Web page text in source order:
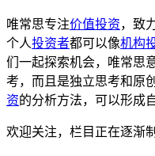
唯常思专注价值投资，致
个人投资者都可以像机构
们一起探索机会，唯常思
考，而且是独立思考和原
资的分析方法，可以形成
欢迎关注，栏目正在逐渐